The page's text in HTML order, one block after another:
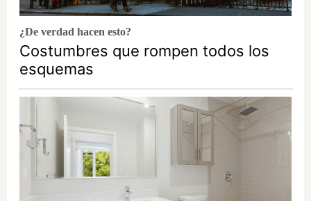
¿De verdad hacen esto?
Costumbres que rompen todos los
esquemas